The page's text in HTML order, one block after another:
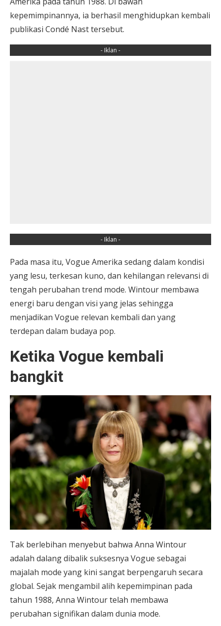
kepemimpinannya, ia berhasil menghidupkan kembali
publikasi Condé Nast tersebut.
- Iklan -
- Iklan -
Pada masa itu, Vogue Amerika sedang dalam kondisi
yang lesu, terkesan kuno, dan kehilangan relevansi di
tengah perubahan trend mode. Wintour membawa
energi baru dengan visi yang jelas sehingga
menjadikan Vogue relevan kembali dan yang
terdepan dalam budaya pop.
Ketika Vogue kembali
bangkit
Tak berlebihan menyebut bahwa Anna Wintour
adalah dalang dibalik suksesnya Vogue sebagai
majalah mode yang kini sangat berpengaruh secara
global. Sejak mengambil alih kepemimpinan pada
tahun 1988, Anna Wintour telah membawa
perubahan signifikan dalam dunia mode.